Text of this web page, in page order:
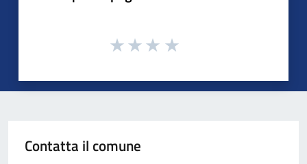
Contatta il comune